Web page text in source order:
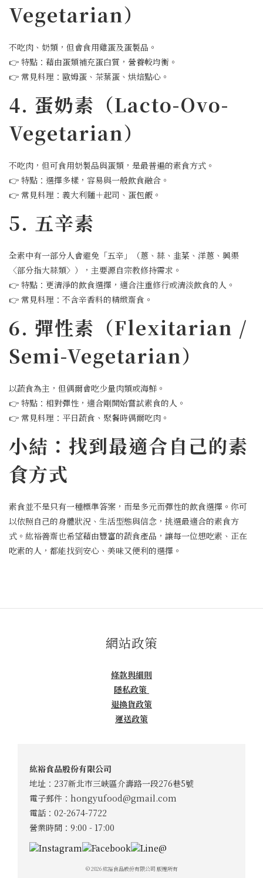
Vegetarian）
不吃肉、奶類，但會食用雞蛋及蛋製品。
👉 特點：藉由蛋類補充蛋白質，營養較均衡。
👉 常見料理：歐姆蛋、茶葉蛋、烘焙點心。
4. 蛋奶素（Lacto-Ovo-
Vegetarian）
不吃肉，但可食用奶製品與蛋類，是最普遍的素食方式。
👉 特點：選擇多樣，容易與一般飲食融合。
👉 常見料理：義大利麵＋起司、蛋包飯。
5. 五辛素
全素中有一部分人會避免「五辛」（蔥、蒜、韭菜、洋蔥、興渠
〈部分指大蒜類〉），主要源自宗教修持需求。
👉 特點：更清淨的飲食選擇，適合注重修行或清淡飲食的人。
👉 常見料理：不含辛香料的精緻齋食。
6. 彈性素（Flexitarian /
Semi-Vegetarian）
以蔬食為主，但偶爾會吃少量肉類或海鮮。
👉 特點：相對彈性，適合剛開始嘗試素食的人。
👉 常見料理：平日蔬食、聚餐時偶爾吃肉。
小結：找到最適合自己的素
食方式
素食並不是只有一種標準答案，而是多元而彈性的飲食選擇。你可
以依照自己的身體狀況、生活型態與信念，挑選最適合的素食方
式。紘裕善齋也希望藉由豐富的蔬食產品，讓每一位想吃素、正在
吃素的人，都能找到安心、美味又便利的選擇。
網站政策
條款與細則
隱私政策
退換貨政策
運送政策
紘裕食品股份有限公司
地址：237新北市三峽區介壽路一段276巷5號
電子郵件： hongyufood@gmail.com
電話：02-2674-7722
營業時間：9:00 - 17:00
© 2026 紘裕食品股份有限公司 版權所有